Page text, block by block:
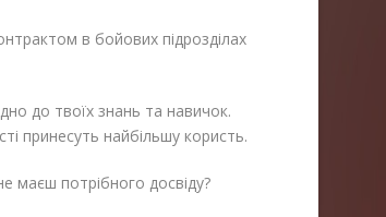
в бойових підрозділах
до твоїх знань та навичок.
принесуть найбільшу користь.
маєш потрібного досвіду?